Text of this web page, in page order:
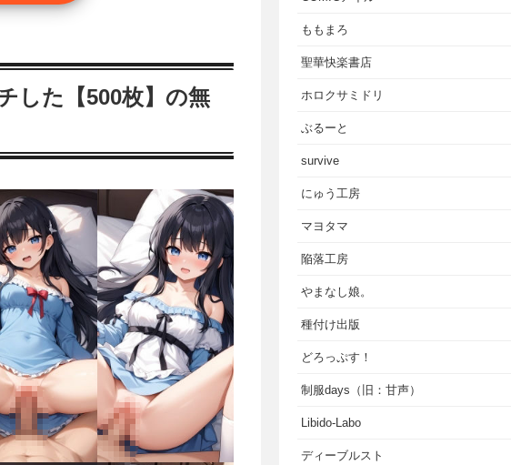
した【500枚】の無
ももまろ
聖華快楽書店
ホロクサミドリ
ぶるーと
survive
にゅう工房
マヨタマ
陥落工房
やまなし娘。
種付け出版
どろっぷす！
制服days（旧：甘声）
Libido-Labo
ディーブルスト